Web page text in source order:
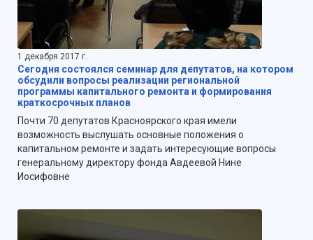
1 декабря 2017 г.
Сегодня состоялся семинар для депутатов, на котором
обсудили вопросы реализации региональной
программы капитального ремонта и формирования
краткосрочных планов
Почти 70 депутатов Красноярского края имели
возможность выслушать основные положения о
капитальном ремонте и задать интересующие вопросы
генеральному директору фонда Авдеевой Нине
Иосифовне